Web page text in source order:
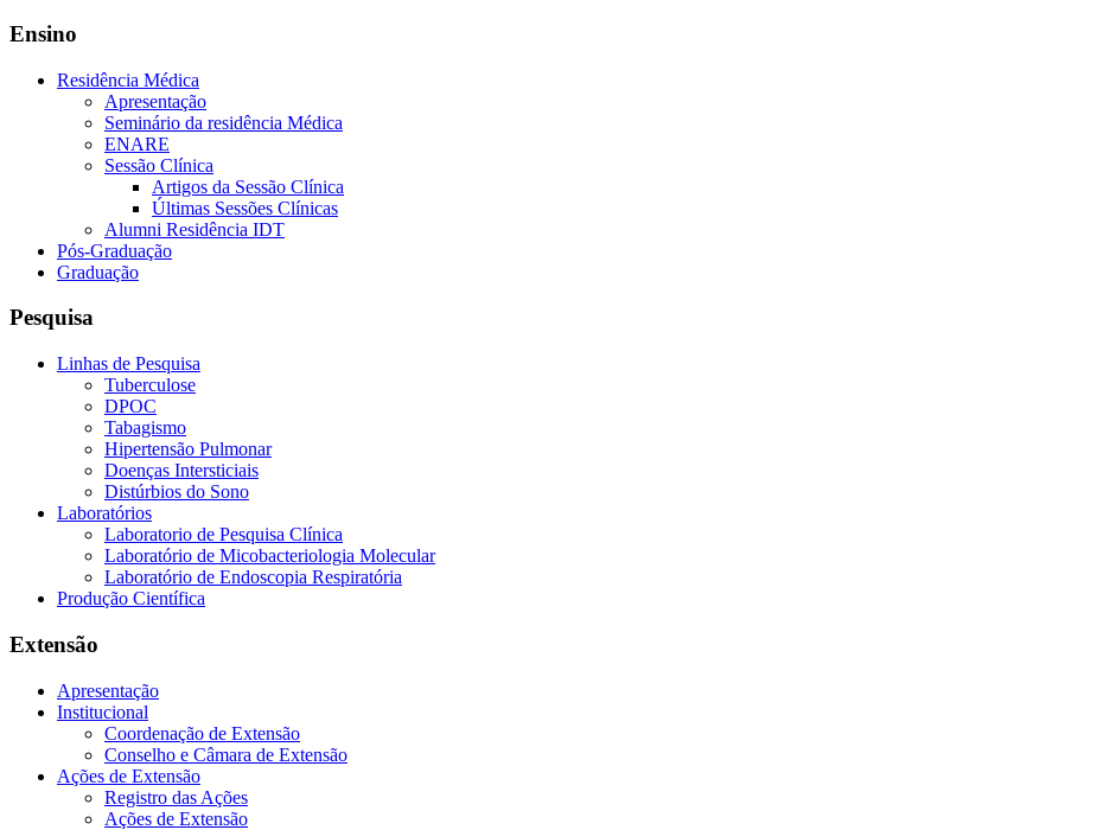
Ensino
Residência Médica
Apresentação
Seminário da residência Médica
ENARE
Sessão Clínica
Artigos da Sessão Clínica
Últimas Sessões Clínicas
Alumni Residência IDT
Pós-Graduação
Graduação
Pesquisa
Linhas de Pesquisa
Tuberculose
DPOC
Tabagismo
Hipertensão Pulmonar
Doenças Intersticiais
Distúrbios do Sono
Laboratórios
Laboratorio de Pesquisa Clínica
Laboratório de Micobacteriologia Molecular
Laboratório de Endoscopia Respiratória
Produção Científica
Extensão
Apresentação
Institucional
Coordenação de Extensão
Conselho e Câmara de Extensão
Ações de Extensão
Registro das Ações
Ações de Extensão